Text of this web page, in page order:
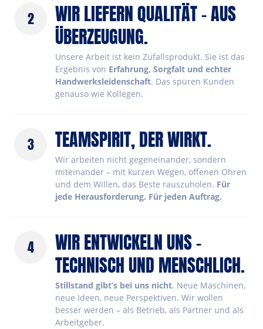
2
WIR LIEFERN QUALITÄT – AUS
ÜBERZEUGUNG.
Unsere Arbeit ist kein Zufallsprodukt. Sie ist das
Ergebnis von Erfahrung, Sorgfalt und echter
Handwerksleidenschaft. Das spüren Kunden
genauso wie Kollegen.
3 TEAMSPIRIT, DER WIRKT.
Wir arbeiten nicht gegeneinander, sondern
miteinander – mit kurzen Wegen, offenen Ohren
und dem Willen, das Beste rauszuholen. Für
jede Herausforderung. Für jeden Auftrag.
4
WIR ENTWICKELN UNS –
TECHNISCH UND MENSCHLICH.
Stillstand gibt’s bei uns nicht. Neue Maschinen,
neue Ideen, neue Perspektiven. Wir wollen
besser werden – als Betrieb, als Partner und als
Arbeitgeber.